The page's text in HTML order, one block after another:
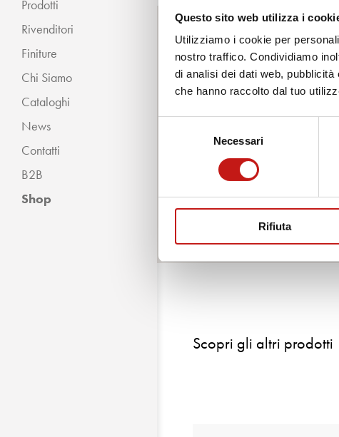
Questo sito web utilizza i
Utilizziamo i cookie per
nostro traffico. Condividiamo
di analisi dei dati web,
che hanno raccolto dal tuo
Necessari
Rifiuta
Prodotti
Rivenditori
Finiture
Chi Siamo
Cataloghi
News
Contatti
B2B
Shop
« INDIETRO
Desideri
domande.
Contattaci
Scopri gli altri prodotti